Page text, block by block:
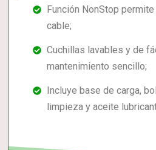
Función NonStop
cable;
Cuchillas lavables y de
mantenimiento sencillo;
Incluye base de carga,
limpieza y aceite